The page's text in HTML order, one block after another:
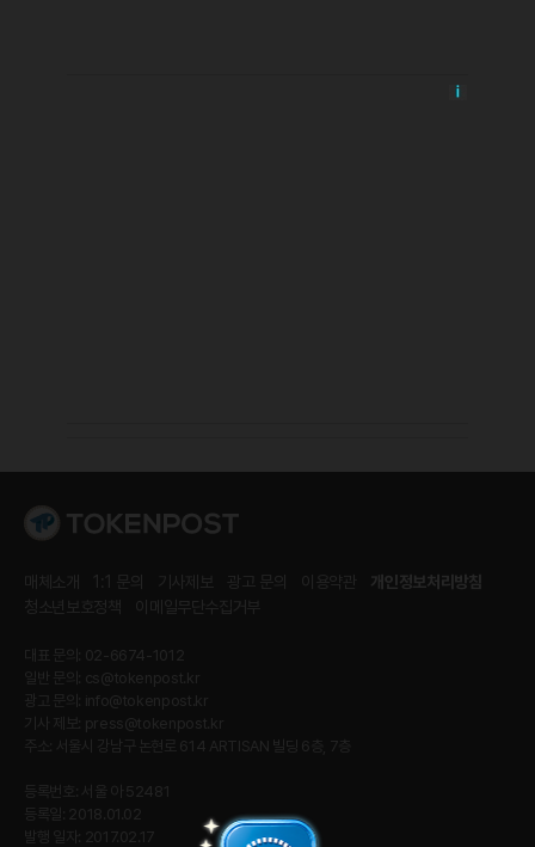
매체소개 기사제보 광고 문의 이용약관
개인정보처리방침
청소년보호정책
이메일무단수집거부
대표 문의: 02-6674-1012
일반 문의: cs@tokenpost.kr
광고 문의:
info@tokenpost.kr
기사 제보: press@tokenpost.kr
주소: 서울시 강남구 논현로 614 ARTISAN 빌딩 6층, 7층
등록번호: 서울 아 52481
등록일: 2018.01.02
발행 일자: 2017.02.17